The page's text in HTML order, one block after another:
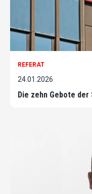
REFERAT
24.01.2026
Die zehn Gebote der